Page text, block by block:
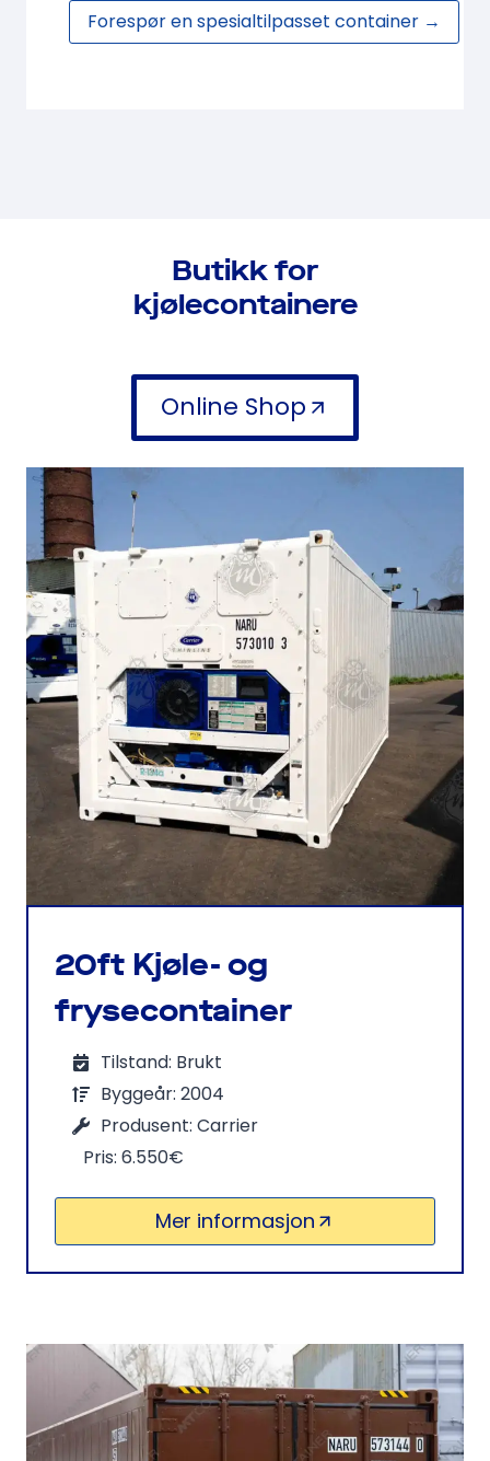
Forespør en spesialtilpasset container →
Butikk for
kjølecontainere
Online Shop
20ft Kjøle- og
frysecontainer
Tilstand: Brukt
Byggeår: 2004
Produsent: Carrier
Pris: 6.550€
Mer informasjon